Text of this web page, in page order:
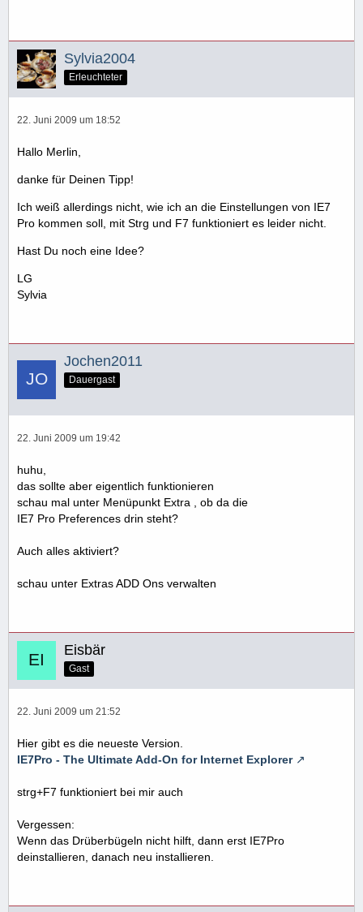
Sylvia2004
Erleuchteter
22. Juni 2009 um 18:52
Hallo Merlin,
danke für Deinen Tipp!
Ich weiß allerdings nicht, wie ich an die Einstellungen von IE7
Pro kommen soll, mit Strg und F7 funktioniert es leider nicht.
Hast Du noch eine Idee?
LG
Sylvia
Jochen2011
Dauergast
22. Juni 2009 um 19:42
huhu,
das sollte aber eigentlich funktionieren
schau mal unter Menüpunkt Extra , ob da die
IE7 Pro Preferences drin steht?
Auch alles aktiviert?
schau unter Extras ADD Ons verwalten
Eisbär
Gast
22. Juni 2009 um 21:52
Hier gibt es die neueste Version.
IE7Pro - The Ultimate Add-On for Internet Explorer
strg+F7 funktioniert bei mir auch
Vergessen:
Wenn das Drüberbügeln nicht hilft, dann erst IE7Pro
deinstallieren, danach neu installieren.